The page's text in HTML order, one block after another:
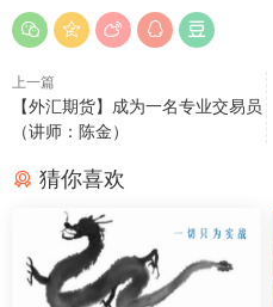
上一篇
【外汇期货】成为一名专业交易员
（讲师：陈金）
猜你喜欢